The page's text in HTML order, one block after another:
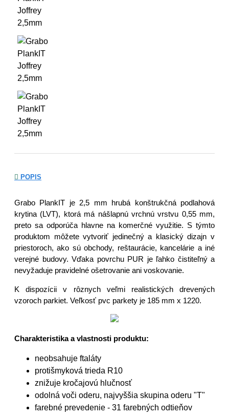
POPIS
Grabo PlankIT je 2,5 mm hrubá konštrukčná podlahová
krytina (LVT), ktorá má nášlapnú vrchnú vrstvu 0,55 mm,
preto sa odporúča hlavne na komerčné využitie. S týmto
produktom môžete vytvoriť jedinečný a klasický dizajn v
priestoroch, ako sú obchody, reštaurácie, kancelárie a iné
verejné budovy. Vďaka povrchu PUR je ľahko čistiteľný a
nevyžaduje pravidelné ošetrovanie ani voskovanie.
K dispozícii v rôznych veľmi realistických drevených
vzoroch parkiet. Veľkosť pvc parkety je 185 mm x 1220.
Charakteristika a vlastnosti produktu:
neobsahuje ftaláty
protišmyková trieda R10
znižuje kročajovú hlučnosť
odolná voči oderu, najvyššia skupina oderu "T"
farebné prevedenie - 31 farebných odtieňov